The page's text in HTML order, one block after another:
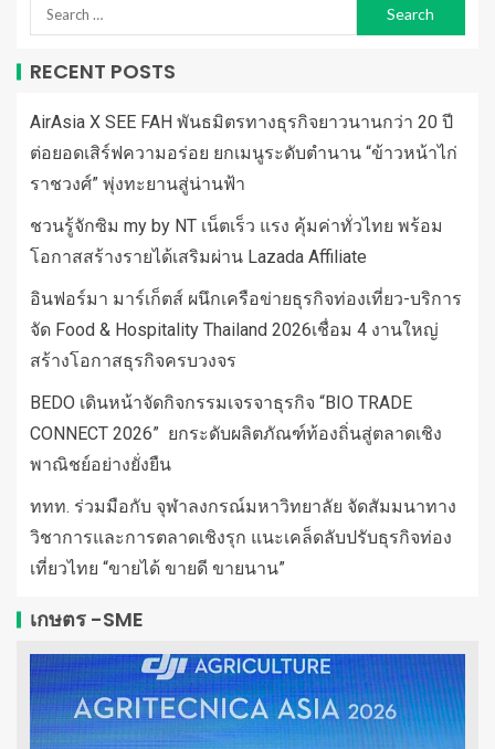
RECENT POSTS
AirAsia X SEE FAH พันธมิตรทางธุรกิจยาวนานกว่า 20 ปี
ต่อยอดเสิร์ฟความอร่อย ยกเมนูระดับตำนาน “ข้าวหน้าไก่
ราชวงศ์” พุ่งทะยานสู่น่านฟ้า
ชวนรู้จักซิม my by NT เน็ตเร็ว แรง คุ้มค่าทั่วไทย พร้อม
โอกาสสร้างรายได้เสริมผ่าน Lazada Affiliate
อินฟอร์มา มาร์เก็ตส์ ผนึกเครือข่ายธุรกิจท่องเที่ยว-บริการ
จัด Food & Hospitality Thailand 2026เชื่อม 4 งานใหญ่
สร้างโอกาสธุรกิจครบวงจร
BEDO เดินหน้าจัดกิจกรรมเจรจาธุรกิจ “BIO TRADE
CONNECT 2026” ยกระดับผลิตภัณฑ์ท้องถิ่นสู่ตลาดเชิง
พาณิชย์อย่างยั่งยืน
ททท. ร่วมมือกับ จุฬาลงกรณ์มหาวิทยาลัย จัดสัมมนาทาง
วิชาการและการตลาดเชิงรุก แนะเคล็ดลับปรับธุรกิจท่อง
เที่ยวไทย “ขายได้ ขายดี ขายนาน”
เกษตร -SME